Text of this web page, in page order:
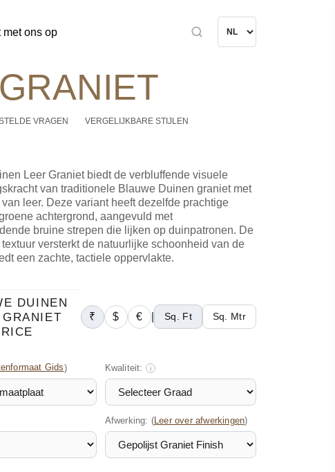
met ons op
VRAGEN VERGELIJKBARE STIJLEN
Leer Graniet biedt de verbluffende visuele
van traditionele Blauwe Duinen graniet met
leer. Deze variant heeft dezelfde prachtige
achtergrond, aangevuld met
bruine strepen die lijken op duinpatronen. De
textuur versterkt de natuurlijke schoonheid van de
een zachte, tactiele oppervlakte.
DUINEN
₹ $ € Sq. Ft Sq. Mtr
Gids) Kwaliteit: i
Afwerking: (Leer over afwerkingen)